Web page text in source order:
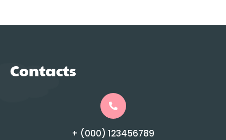
Contacts
+ (000) 123456789